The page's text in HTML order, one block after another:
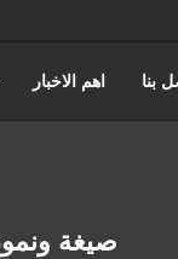
بنا اهم الاخبار
اختصاصات مؤسسة
صيغة